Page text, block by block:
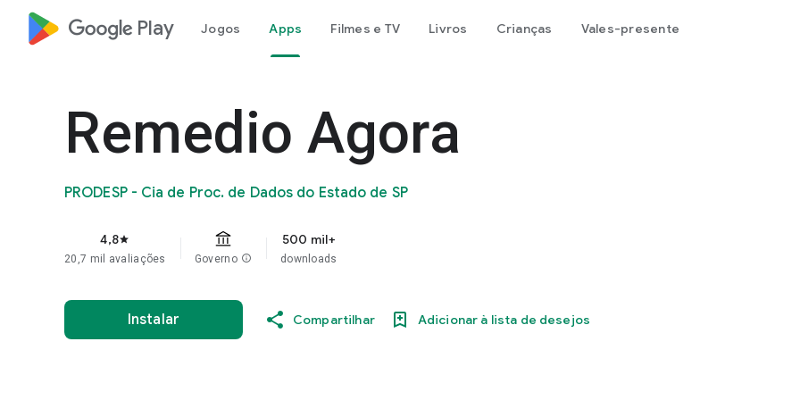
google_logo Play Jogos Apps Filmes e TV Livros Crianças Vales-presente
Remedio Agora
PRODESP - Cia de Proc. de Dados do Estado de SP
4,8star
20,7 mil avaliações Governo info
500 mil+
downloads
Instalar Compartilhar Adicionar à lista de desejos